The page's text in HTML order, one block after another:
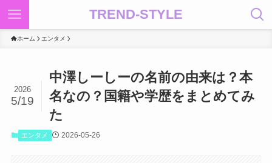
TREND-STYLE
ホーム エンタメ
中澤しーしーの名前の由来は？本
名なの？国籍や学歴をまとめてみ
た
2026
5/19
エンタメ 2026-05-26